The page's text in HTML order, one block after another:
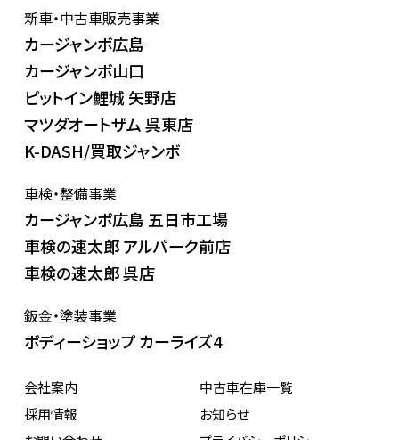
新車・中古車販売事業
カージャンボ広島
カージャンボ山口
ピットイン鯉城 矢野店
マツダオートザム 呉東店
K-DASH/買取ジャンボ
車検・整備事業
カージャンボ広島 五日市工場
車検の速太郎 アルパーク前店
車検の速太郎 呉店
鈑金・塗装事業
ボディーショップ カーライズ4
会社案内
中古車在庫一覧
採用情報
お知らせ